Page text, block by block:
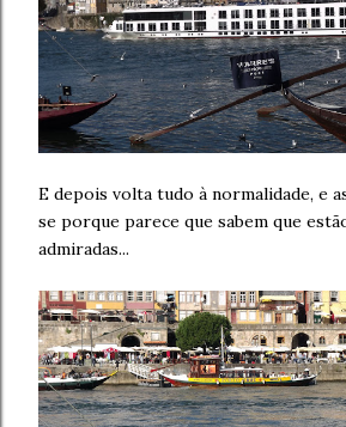
E depois volta tudo à normalidade, e
se porque parece que sabem que
admiradas...